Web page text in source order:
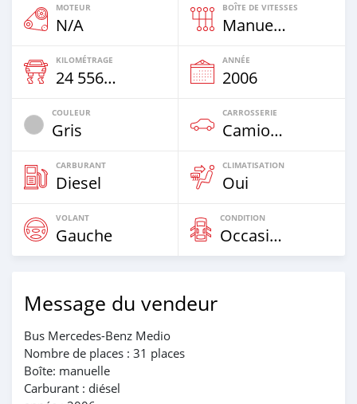
MOTEUR
N/A
BOÎTE DE VITESSES
Manuelle
KILOMÉTRAGE
24 556 Km
ANNÉE
2006
COULEUR
Gris
CARROSSERIE
Camion‒Bus
CARBURANT
Diesel
CLIMATISATION
Oui
VOLANT
Gauche
CONDITION
Occasion
Message du vendeur
Bus Mercedes-Benz Medio
Nombre de places : 31 places
Boîte: manuelle
Carburant : diésel